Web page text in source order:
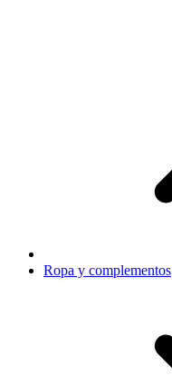
Ropa y complementos